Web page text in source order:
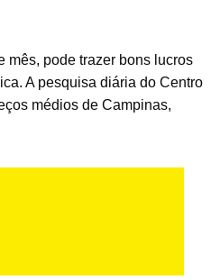
mês, pode trazer bons lucros
A pesquisa diária do Centro
médios de Campinas,